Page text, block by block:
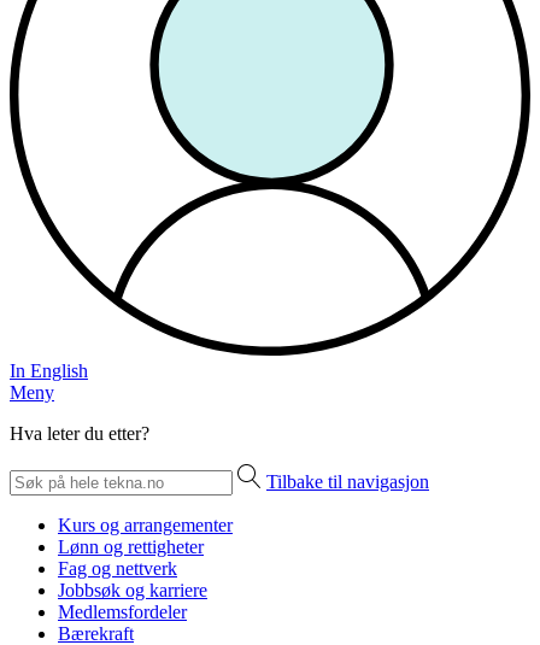
In English
Meny
Hva leter du etter?
Tilbake til navigasjon
Kurs og arrangementer
Lønn og rettigheter
Fag og nettverk
Jobbsøk og karriere
Medlemsfordeler
Bærekraft